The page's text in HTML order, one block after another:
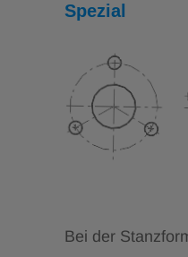
Spezial
Bei der